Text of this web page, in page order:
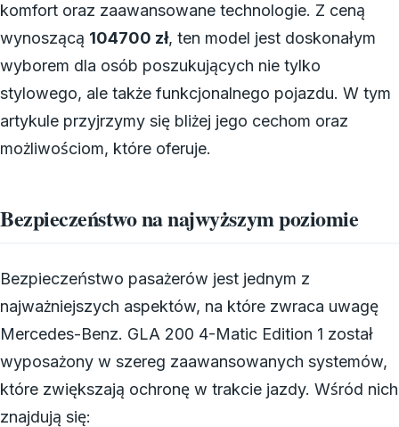
komfort oraz zaawansowane technologie. Z ceną
wynoszącą 104700 zł, ten model jest doskonałym
wyborem dla osób poszukujących nie tylko
stylowego, ale także funkcjonalnego pojazdu. W tym
artykule przyjrzymy się bliżej jego cechom oraz
możliwościom, które oferuje.
Bezpieczeństwo na najwyższym poziomie
Bezpieczeństwo pasażerów jest jednym z
najważniejszych aspektów, na które zwraca uwagę
Mercedes-Benz. GLA 200 4-Matic Edition 1 został
wyposażony w szereg zaawansowanych systemów,
które zwiększają ochronę w trakcie jazdy. Wśród nich
znajdują się: